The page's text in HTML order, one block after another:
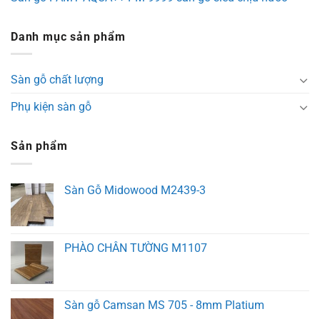
Danh mục sản phẩm
Sàn gỗ chất lượng
Phụ kiện sàn gỗ
Sản phẩm
Sàn Gỗ Midowood M2439-3
PHÀO CHÂN TƯỜNG M1107
Sàn gỗ Camsan MS 705 - 8mm Platium